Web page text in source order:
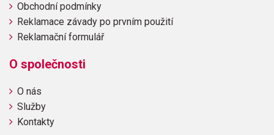
Obchodní podmínky
Reklamace závady po prvním použití
Reklamační formulář
O společnosti
O nás
Služby
Kontakty